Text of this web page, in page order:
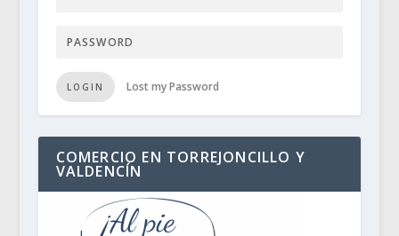
LOGIN Lost my Password
COMERCIO EN TORREJONCILLO Y
VALDENCÍN